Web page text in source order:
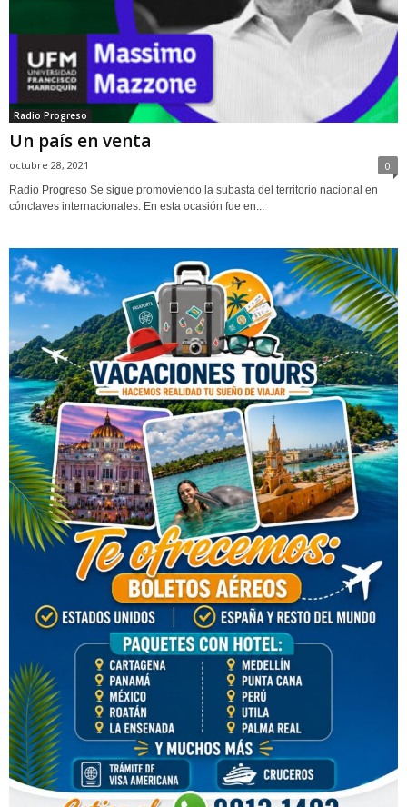
Radio Progreso
Un país en venta
octubre 28, 2021 0
Radio Progreso Se sigue promoviendo la subasta del territorio nacional en
cónclaves internacionales. En esta ocasión fue en...